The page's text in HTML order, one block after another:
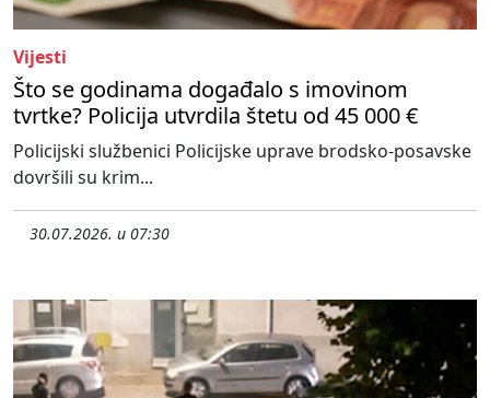
Vijesti
Što se godinama događalo s imovinom
tvrtke? Policija utvrdila štetu od 45 000 €
Policijski službenici Policijske uprave brodsko-posavske
dovršili su krim...
30.07.2026. u 07:30